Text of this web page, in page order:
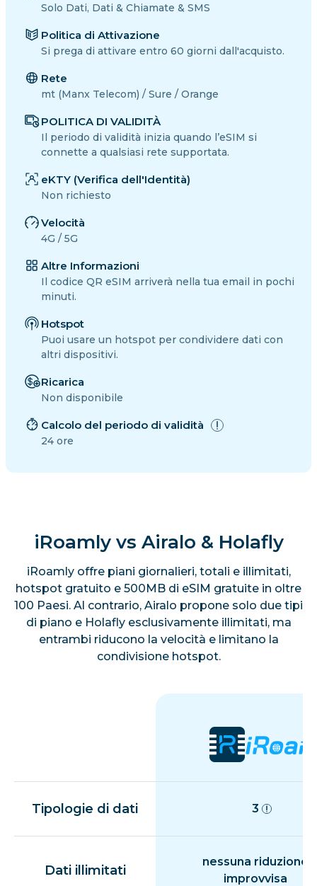
Solo Dati, Dati & Chiamate & SMS
Politica di Attivazione
Si prega di attivare entro 60 giorni dall'acquisto.
Rete
mt (Manx Telecom) / Sure / Orange
POLITICA DI VALIDITÀ
Il periodo di validità inizia quando l’eSIM si
connette a qualsiasi rete supportata.
eKTY (Verifica dell'Identità)
Non richiesto
Velocità
4G / 5G
Altre Informazioni
Il codice QR eSIM arriverà nella tua email in pochi
minuti.
Hotspot
Puoi usare un hotspot per condividere dati con
altri dispositivi.
Ricarica
Non disponibile
Calcolo del periodo di validità
24 ore
iRoamly vs Airalo & Holafly
iRoamly offre piani giornalieri, totali e illimitati,
hotspot gratuito e 500MB di eSIM gratuite in oltre
100 Paesi. Al contrario, Airalo propone solo due tipi
di piano e Holafly esclusivamente illimitati, ma
entrambi riducono la velocità e limitano la
condivisione hotspot.
Tipologie di dati 3
Dati illimitati
nessuna riduzione
improvvisa